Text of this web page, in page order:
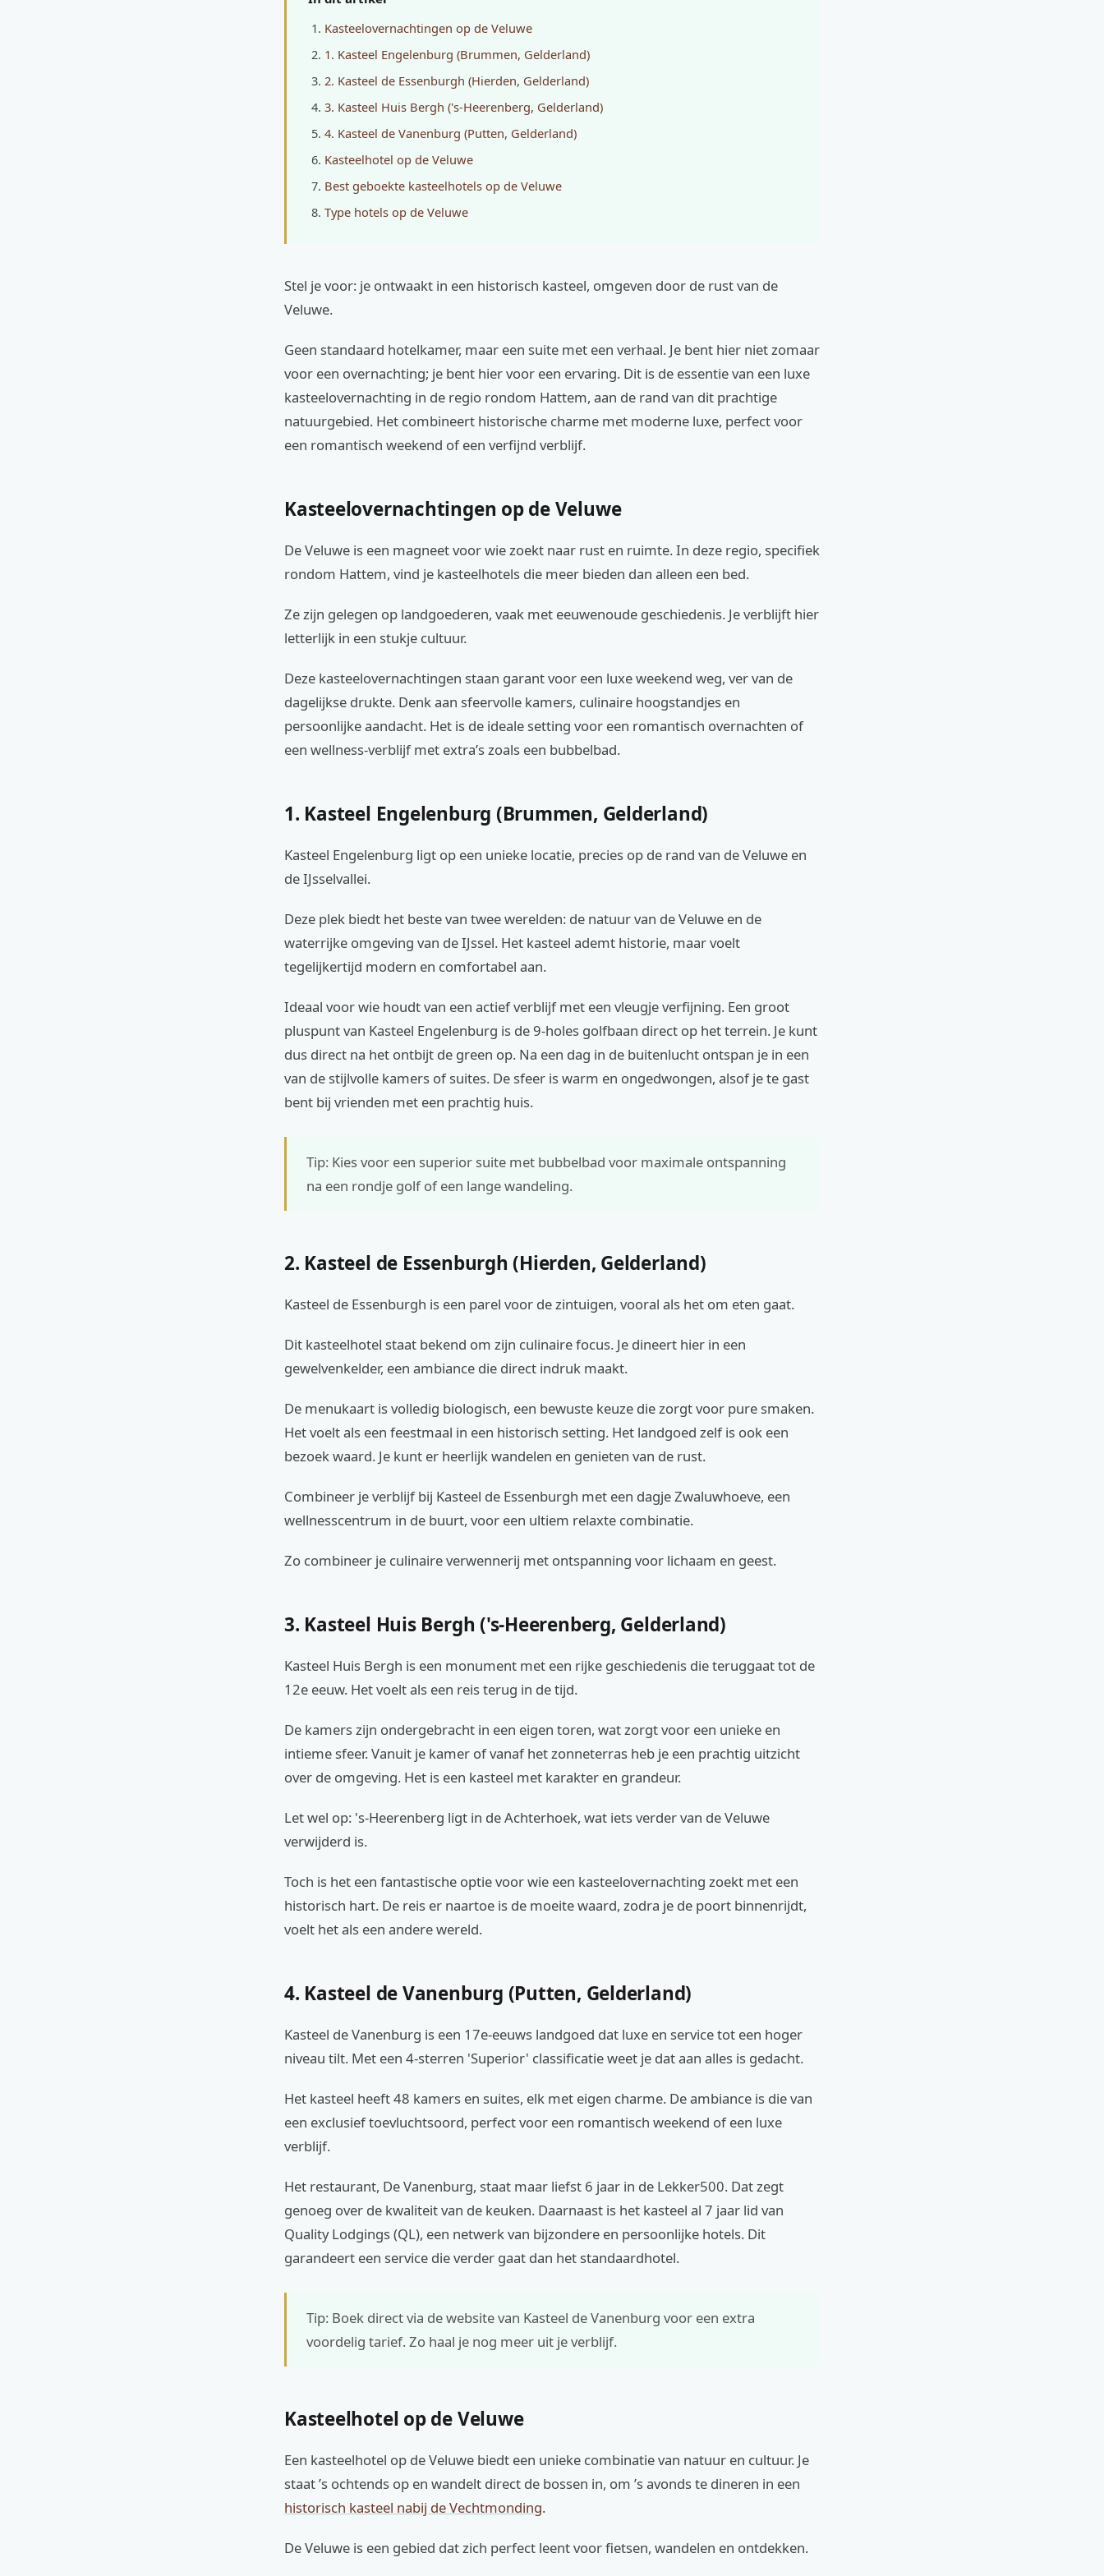
Kasteelovernachtingen op de Veluwe
1. Kasteel Engelenburg (Brummen, Gelderland)
2. Kasteel de Essenburgh (Hierden, Gelderland)
3. Kasteel Huis Bergh ('s-Heerenberg, Gelderland)
4. Kasteel de Vanenburg (Putten, Gelderland)
Kasteelhotel op de Veluwe
Best geboekte kasteelhotels op de Veluwe
Type hotels op de Veluwe
Stel je voor: je ontwaakt in een historisch kasteel, omgeven door de rust van de
Veluwe.
Geen standaard hotelkamer, maar een suite met een verhaal. Je bent hier niet zomaar
voor een overnachting; je bent hier voor een ervaring. Dit is de essentie van een luxe
kasteelovernachting in de regio rondom Hattem, aan de rand van dit prachtige
natuurgebied. Het combineert historische charme met moderne luxe, perfect voor
een romantisch weekend of een verfijnd verblijf.
Kasteelovernachtingen op de Veluwe
De Veluwe is een magneet voor wie zoekt naar rust en ruimte. In deze regio, specifiek
rondom Hattem, vind je kasteelhotels die meer bieden dan alleen een bed.
Ze zijn gelegen op landgoederen, vaak met eeuwenoude geschiedenis. Je verblijft hier
letterlijk in een stukje cultuur.
Deze kasteelovernachtingen staan garant voor een luxe weekend weg, ver van de
dagelijkse drukte. Denk aan sfeervolle kamers, culinaire hoogstandjes en
persoonlijke aandacht. Het is de ideale setting voor een romantisch overnachten of
een wellness-verblijf met extra’s zoals een bubbelbad.
1. Kasteel Engelenburg (Brummen, Gelderland)
Kasteel Engelenburg ligt op een unieke locatie, precies op de rand van de Veluwe en
de IJsselvallei.
Deze plek biedt het beste van twee werelden: de natuur van de Veluwe en de
waterrijke omgeving van de IJssel. Het kasteel ademt historie, maar voelt
tegelijkertijd modern en comfortabel aan.
Ideaal voor wie houdt van een actief verblijf met een vleugje verfijning. Een groot
pluspunt van Kasteel Engelenburg is de 9-holes golfbaan direct op het terrein. Je kunt
dus direct na het ontbijt de green op. Na een dag in de buitenlucht ontspan je in een
van de stijlvolle kamers of suites. De sfeer is warm en ongedwongen, alsof je te gast
bent bij vrienden met een prachtig huis.
Tip: Kies voor een superior suite met bubbelbad voor maximale ontspanning
na een rondje golf of een lange wandeling.
2. Kasteel de Essenburgh (Hierden, Gelderland)
Kasteel de Essenburgh is een parel voor de zintuigen, vooral als het om eten gaat.
Dit kasteelhotel staat bekend om zijn culinaire focus. Je dineert hier in een
gewelvenkelder, een ambiance die direct indruk maakt.
De menukaart is volledig biologisch, een bewuste keuze die zorgt voor pure smaken.
Het voelt als een feestmaal in een historisch setting. Het landgoed zelf is ook een
bezoek waard. Je kunt er heerlijk wandelen en genieten van de rust.
Combineer je verblijf bij Kasteel de Essenburgh met een dagje Zwaluwhoeve, een
wellnesscentrum in de buurt, voor een ultiem relaxte combinatie.
Zo combineer je culinaire verwennerij met ontspanning voor lichaam en geest.
3. Kasteel Huis Bergh ('s-Heerenberg, Gelderland)
Kasteel Huis Bergh is een monument met een rijke geschiedenis die teruggaat tot de
12e eeuw. Het voelt als een reis terug in de tijd.
De kamers zijn ondergebracht in een eigen toren, wat zorgt voor een unieke en
intieme sfeer. Vanuit je kamer of vanaf het zonneterras heb je een prachtig uitzicht
over de omgeving. Het is een kasteel met karakter en grandeur.
Let wel op: 's-Heerenberg ligt in de Achterhoek, wat iets verder van de Veluwe
verwijderd is.
Toch is het een fantastische optie voor wie een kasteelovernachting zoekt met een
historisch hart. De reis er naartoe is de moeite waard, zodra je de poort binnenrijdt,
voelt het als een andere wereld.
4. Kasteel de Vanenburg (Putten, Gelderland)
Kasteel de Vanenburg is een 17e-eeuws landgoed dat luxe en service tot een hoger
niveau tilt. Met een 4-sterren 'Superior' classificatie weet je dat aan alles is gedacht.
Het kasteel heeft 48 kamers en suites, elk met eigen charme. De ambiance is die van
een exclusief toevluchtsoord, perfect voor een romantisch weekend of een luxe
verblijf.
Het restaurant, De Vanenburg, staat maar liefst 6 jaar in de Lekker500. Dat zegt
genoeg over de kwaliteit van de keuken. Daarnaast is het kasteel al 7 jaar lid van
Quality Lodgings (QL), een netwerk van bijzondere en persoonlijke hotels. Dit
garandeert een service die verder gaat dan het standaardhotel.
Tip: Boek direct via de website van Kasteel de Vanenburg voor een extra
voordelig tarief. Zo haal je nog meer uit je verblijf.
Kasteelhotel op de Veluwe
Een kasteelhotel op de Veluwe biedt een unieke combinatie van natuur en cultuur. Je
staat ’s ochtends op en wandelt direct de bossen in, om ’s avonds te dineren in een
historisch kasteel nabij de Vechtmonding.
De Veluwe is een gebied dat zich perfect leent voor fietsen, wandelen en ontdekken.